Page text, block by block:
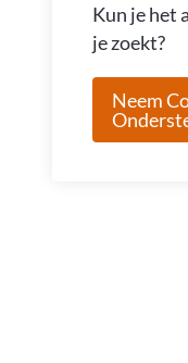
Kun je het
je zoekt?
Neem